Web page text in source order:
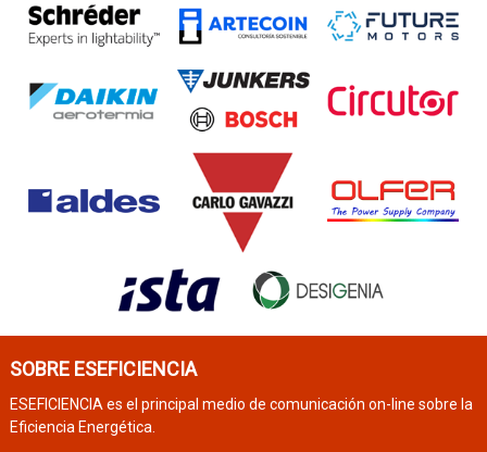
SOBRE ESEFICIENCIA
ESEFICIENCIA es el principal medio de comunicación on-line sobre la
Eficiencia Energética.